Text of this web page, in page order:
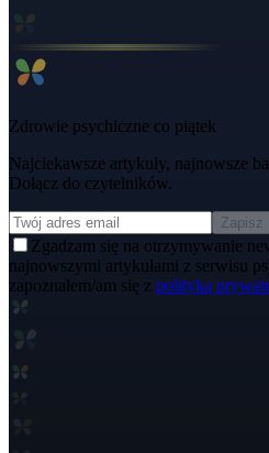
Zdrowie psychiczne co piątek
Najciekawsze artykuły, najnowsze
Dołącz do czytelników.
Zapisz
Zgadzam się na otrzymywanie
najnowszymi artykułami z serwisu
zapoznałem/am się z polityką